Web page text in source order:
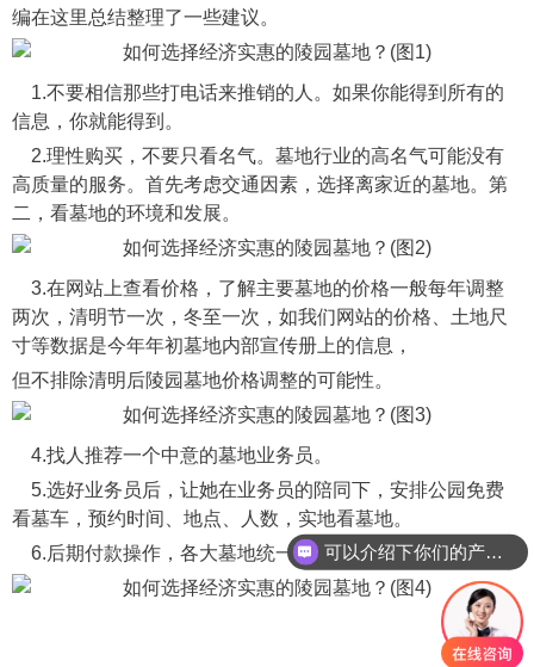
编在这里总结整理了一些建议。
1.不要相信那些打电话来推销的人。如果你能得到所有的
信息，你就能得到。
2.理性购买，不要只看名气。墓地行业的高名气可能没有
高质量的服务。首先考虑交通因素，选择离家近的墓地。第
二，看墓地的环境和发展。
3.在网站上查看价格，了解主要墓地的价格一般每年调整
两次，清明节一次，冬至一次，如我们网站的价格、土地尺
寸等数据是今年年初墓地内部宣传册上的信息，
但不排除清明后陵园墓地价格调整的可能性。
4.找人推荐一个中意的墓地业务员。
5.选好业务员后，让她在业务员的陪同下，安排公园免费
看墓车，预约时间、地点、人数，实地看墓地。
6.后期付款操作，各大墓地统一发票。
可以介绍下你们的产品么